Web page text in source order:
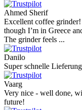
Ahmed Sherif
Excellent coffee
though I’m in Greece
The grinder feels ...
Danilo
Super schnelle
Vaarg
Very nice - well done,
future!